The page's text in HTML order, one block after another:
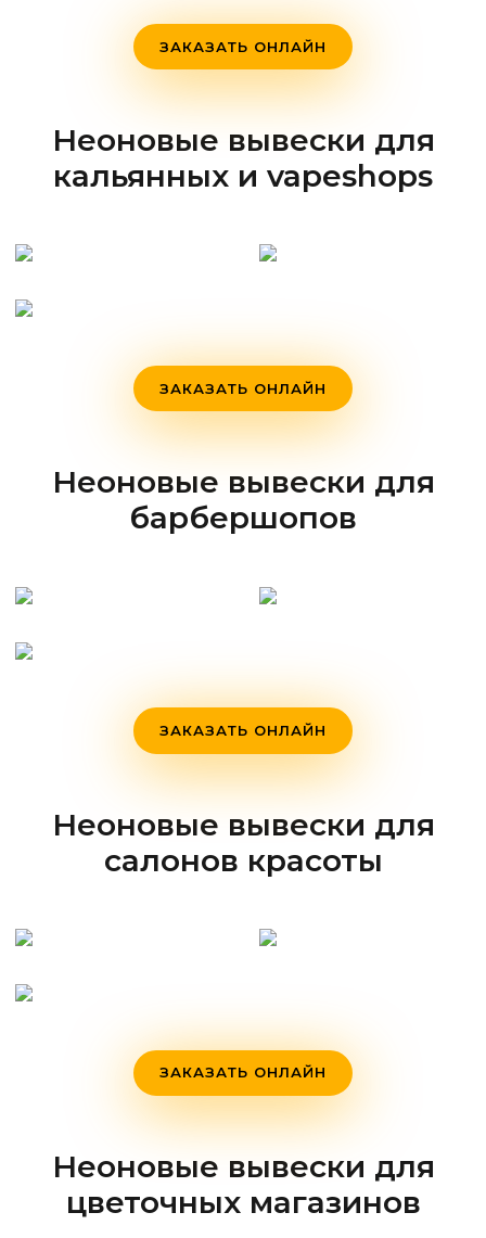
ЗАКАЗАТЬ ОНЛАЙН
Неоновые вывески для
кальянных и vapeshops
ЗАКАЗАТЬ ОНЛАЙН
Неоновые вывески для
барбершопов
ЗАКАЗАТЬ ОНЛАЙН
Неоновые вывески для
салонов красоты
ЗАКАЗАТЬ ОНЛАЙН
Неоновые вывески для
цветочных магазинов